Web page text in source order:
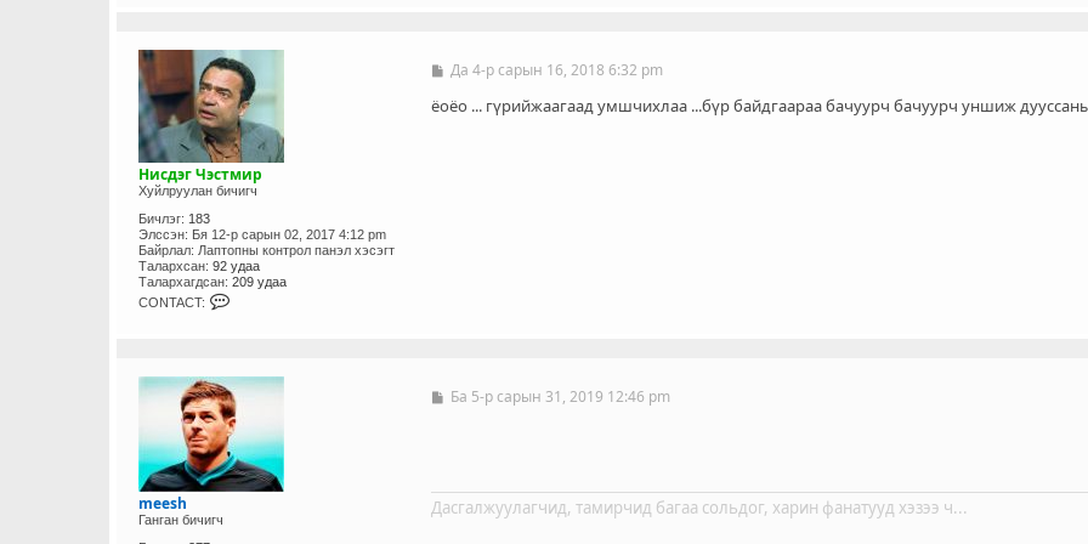
C
T
_
U
S
E
R
Нисдэг Чэстмир
Хуйлруулан бичигч
Бичлэг: 183
Элссэн: Бя 12-р сарын 02, 2017 4:12 pm
Байрлал: Лаптопны контрол панэл хэсэгт
Талархсан: 92 удаа
Талархагдсан: 209 удаа
CONTACT:
C
T
_
U
S
E
R
Б
ч
Да 4-р сарын 16, 2018 6:32 pm
ёоёо ... гүрийжаагаад умшчихлаа ...бүр байдгаараа бачуурч бачуурч уншиж
meesh
Ганган бичигч
ББа 5-р сарын 31, 2019 12:46 pm
Дасгалжуулагчид, тамирчид багаа сольдог, харин фанатууд хэзээ ч...